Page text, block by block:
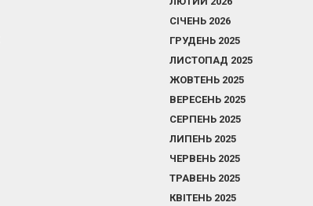
СІЧЕНЬ 2026
ГРУДЕНЬ 2025
ЛИСТОПАД 2025
ЖОВТЕНЬ 2025
ВЕРЕСЕНЬ 2025
СЕРПЕНЬ 2025
ЛИПЕНЬ 2025
ЧЕРВЕНЬ 2025
ТРАВЕНЬ 2025
КВІТЕНЬ 2025